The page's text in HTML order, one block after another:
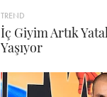
TREND
İç Giyim Artık
Yaşıyor